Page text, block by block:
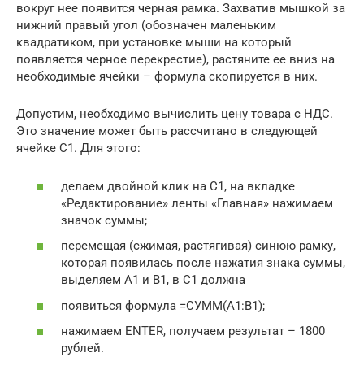
вокруг нее появится черная рамка. Захватив мышкой за
нижний правый угол (обозначен маленьким
квадратиком, при установке мыши на который
появляется черное перекрестие), растяните ее вниз на
необходимые ячейки – формула скопируется в них.
Допустим, необходимо вычислить цену товара с НДС.
Это значение может быть рассчитано в следующей
ячейке С1. Для этого:
делаем двойной клик на С1, на вкладке
«Редактирование» ленты «Главная» нажимаем
значок суммы;
перемещая (сжимая, растягивая) синюю рамку,
которая появилась после нажатия знака суммы,
выделяем А1 и В1, в С1 должна
появиться формула =СУММ(A1:B1);
нажимаем ENTER, получаем результат – 1800
рублей.